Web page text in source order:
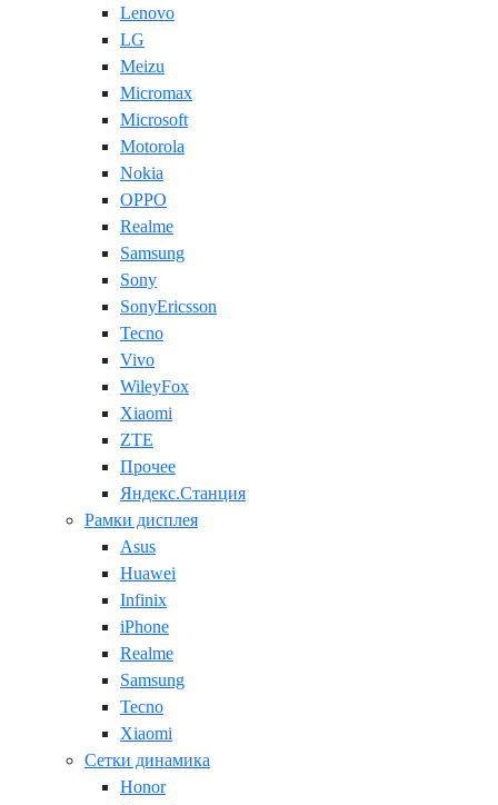
Lenovo
LG
Meizu
Micromax
Microsoft
Motorola
Nokia
OPPO
Realme
Samsung
Sony
SonyEricsson
Tecno
Vivo
WileyFox
Xiaomi
ZTE
Прочее
Яндекс.Станция
Рамки дисплея
Asus
Huawei
Infinix
iPhone
Realme
Samsung
Tecno
Xiaomi
Сетки динамика
Honor